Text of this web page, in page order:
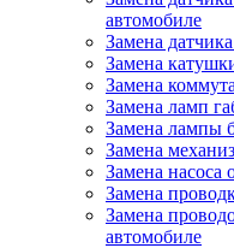
автомобиле
Замена
Замена
Замена
Замена ламп
Замена лампы
Замена
Замена насоса
Замена
Замена
автомобиле